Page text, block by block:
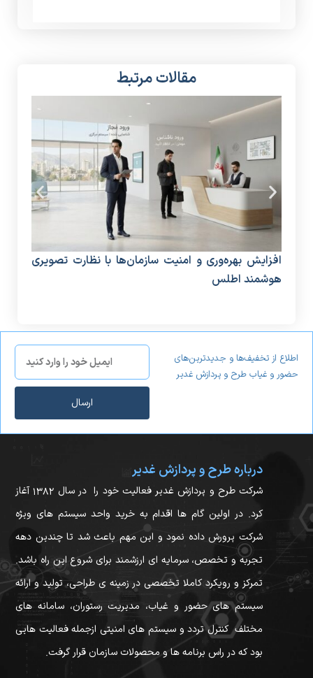
مقالات مرتبط
افزایش بهره‌وری و امنیت سازمان‌ها با نظارت تصویری
هوشمند اطلس
اطلاع از تخفیف‌ها و جدیدترین‌های
حضور و غیاب طرح و پردازش غدیر
ارسال
درباره طرح و پردازش غدیر
شرکت طرح و پردازش غدیر فعالیت خود را در سال ۱۳۸۲ آغاز
کرد. در اولین گام ها اقدام به خرید واحد سیستم های ویژه
شرکت پرورش داده نمود و این مهم باعث شد تا چندین دهه
تجربه و تخصص، سرمایه ای ارزشمند برای شروع این راه باشد.
تمرکز و رویکرد کاملا تخصصی در زمینه ی طراحی، تولید و ارائه
سیستم های حضور و غیاب، مدیریت رستوران، سامانه های
مختلف کنترل تردد و سیستم های امنیتی ازجمله فعالیت هایی
بود که در راس برنامه ها و محصولات سازمان قرار گرفت.